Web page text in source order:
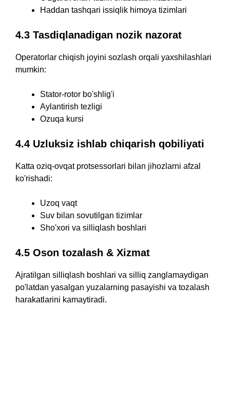
Haddan tashqari issiqlik himoya tizimlari
4.3 Tasdiqlanadigan nozik nazorat
Operatorlar chiqish joyini sozlash orqali yaxshilashlari
mumkin:
Stator-rotor bo'shlig'i
Aylantirish tezligi
Ozuqa kursi
4.4 Uzluksiz ishlab chiqarish qobiliyati
Katta oziq-ovqat protsessorlari bilan jihozlarni afzal
ko'rishadi:
Uzoq vaqt
Suv bilan sovutilgan tizimlar
Sho'xori va silliqlash boshlari
4.5 Oson tozalash & Xizmat
Ajratilgan silliqlash boshlari va silliq zanglamaydigan
po'latdan yasalgan yuzalarning pasayishi va tozalash
harakatlarini kamaytiradi.